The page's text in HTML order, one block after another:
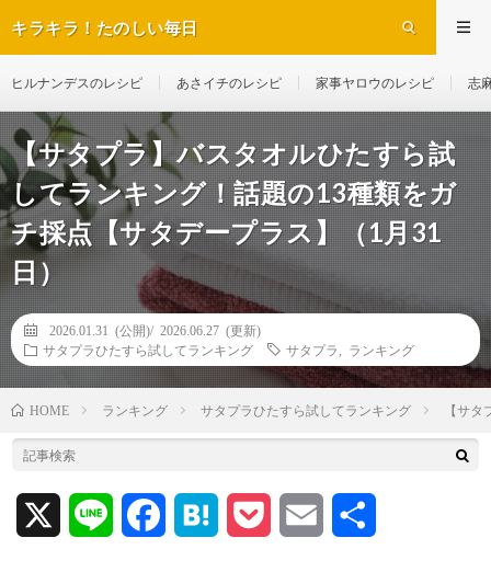
キラキラ！たのしい毎日
ヒルナンデスのレシピ あさイチのレシピ 家事ヤロウのレシピ 志
【サタプラ】バスタオルひたすら試
してランキング！話題の13種類をガ
チ採点【サタデープラス】（1月31
日）
2026.01.31 (公開)/ 2026.06.27 (更新)
サタプラひたすら試してランキング
サタプラ ランキング
HOME ランキング サタプラひたすら試してランキング 【サ